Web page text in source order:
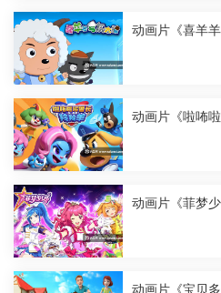
动画片《喜羊
动画片《啦咘
动画片《菲梦
动画片《宝贝